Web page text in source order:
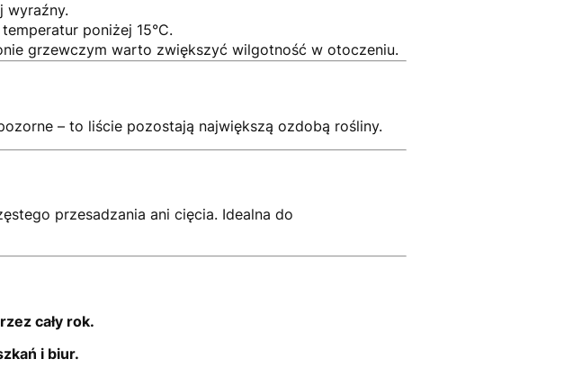
wyraźny.
poniżej 15°C.
grzewczym warto zwiększyć wilgotność w otoczeniu.
– to liście pozostają największą ozdobą rośliny.
przesadzania ani cięcia. Idealna do
cały rok.
i biur.